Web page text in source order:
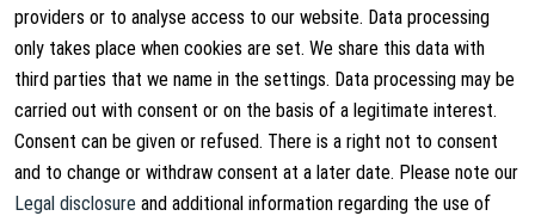
providers or to analyse access to our website. Data processing
only takes place when cookies are set. We share this data with
third parties that we name in the settings. Data processing may be
carried out with consent or on the basis of a legitimate interest.
Consent can be given or refused. There is a right not to consent
and to change or withdraw consent at a later date. Please note our
Legal disclosure and additional information regarding the use of
Cancellation Rights
Withdraw from contract
Privacy Policy
Contact
Shipping Information